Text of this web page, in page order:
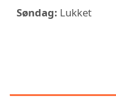
Søndag: Lukket